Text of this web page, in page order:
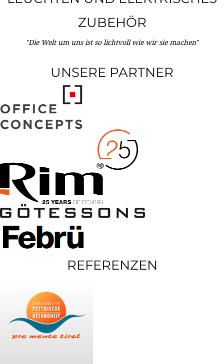
ZUBEHÖR
"Die Welt um uns ist so lichtvoll wie wir sie machen"
UNSERE PARTNER
REFERENZEN